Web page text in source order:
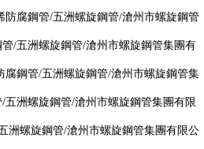
腐鋼管/五洲螺旋鋼管/滄州市螺旋鋼管
/五洲螺旋鋼管/滄州市螺旋鋼管集團有
腐鋼管/五洲螺旋鋼管/滄州市螺旋鋼管集
五洲螺旋鋼管/滄州市螺旋鋼管集團有限
洲螺旋鋼管/滄州市螺旋鋼管集團有限公